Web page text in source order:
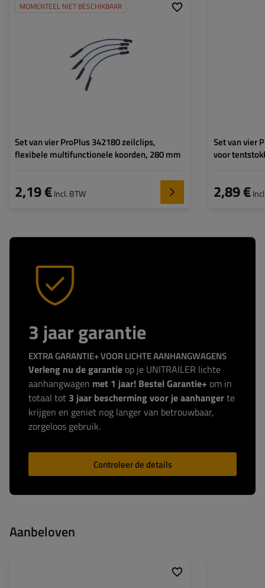
MOMENTEEL NIET BESCHIKBAAR
Set van vier ProPlus 342180 zeilclips,
flexibele multifunctionele koorden, 280 mm
2,19 €Incl. BTW
Set van vier
voor
2,89 €
3 jaar garantie
EXTRA GARANTIE+ VOOR LICHTE AANHANGWAGENS
Verleng nu de garantie op je UNITRAILER lichte
aanhangwagen met 1 jaar! Bestel Garantie+ om in
totaal tot 3 jaar bescherming voor je aanhangerte
krijgen en geniet nog langer van betrouwbaar,
zorgeloos gebruik.
Controleer de details
Aanbeloven